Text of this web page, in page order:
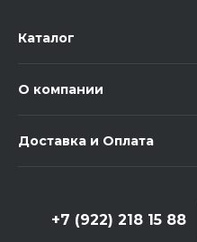
Каталог
О компании
Доставка и Оплата
+7 (922) 218 15 88